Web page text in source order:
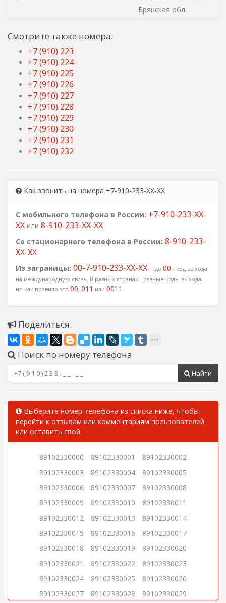
Брянская обл.
Смотрите также номера:
+7 (910) 223
+7 (910) 224
+7 (910) 225
+7 (910) 226
+7 (910) 227
+7 (910) 228
+7 (910) 229
+7 (910) 230
+7 (910) 231
+7 (910) 232
Как звонить на номера +7-910-233-XX-XX
С мобильного телефона в России: +7-910-233-XX-
XX или 8-910-233-XX-XX
Со стационарного телефона в России: 8-910-233-
XX-XX
Из заграницы: 00-7-910-233-XX-XX , где 00 - код выхода
на международную связь. В разных странах - разные коды выхода,
но как правило это 00, 011 или 0011 .
Поделиться:
Поиск по номеру телефона
Найти
Выберите номер телефона из списка ниже, чтобы
перейти к отзывам или комментариям пользователей
или оставить свой.
89102330000 89102330001
89102330002
89102330003
89102330004
89102330005
89102330006
89102330007
89102330008
89102330009
89102330010
89102330011
89102330012
89102330013
89102330014
89102330015
89102330016
89102330017
89102330018
89102330019
89102330020
89102330021
89102330022
89102330023
89102330024
89102330025
89102330026
89102330027
89102330028 89102330029